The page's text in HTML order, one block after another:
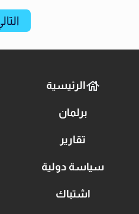
الرئيسية
برلمان
تقارير
سياسة دولية
اشتباك